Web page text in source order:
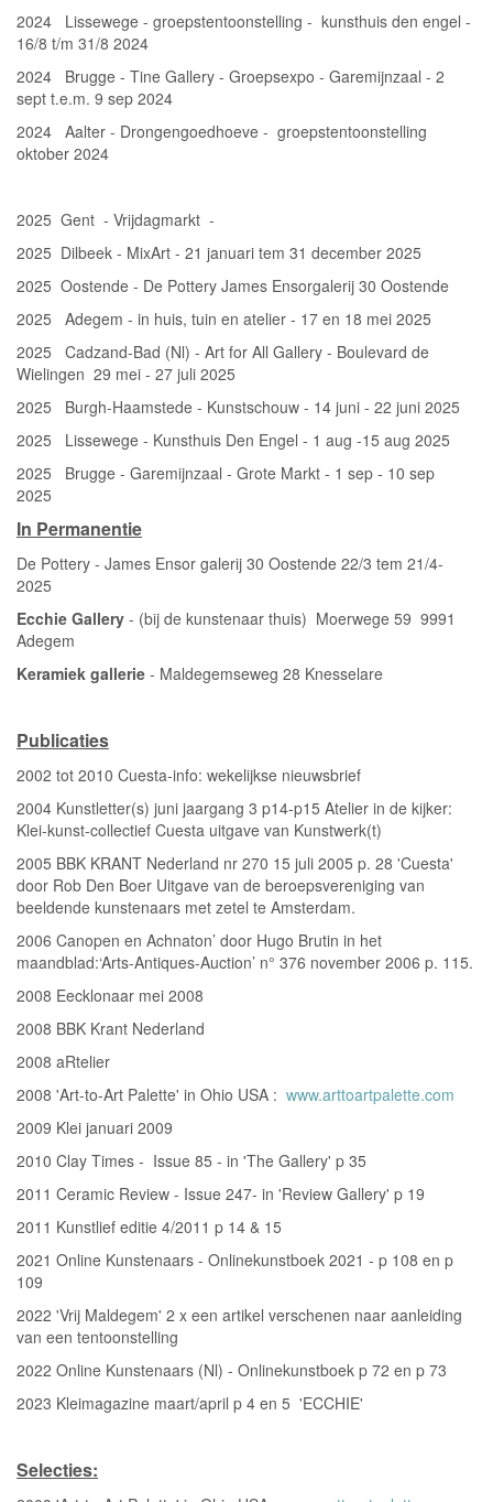
2024 Lissewege - groepstentoonstelling - kunsthuis den engel -
16/8 t/m 31/8 2024
2024 Brugge - Tine Gallery - Groepsexpo - Garemijnzaal - 2
sept t.e.m. 9 sep 2024
2024 Aalter - Drongengoedhoeve - groepstentoonstelling
oktober 2024
2025 Gent - Vrijdagmarkt -
2025 Dilbeek - MixArt - 21 januari tem 31 december 2025
2025 Oostende - De Pottery James Ensorgalerij 30 Oostende
2025 Adegem - in huis, tuin en atelier - 17 en 18 mei 2025
2025 Cadzand-Bad (Nl) - Art for All Gallery - Boulevard de
Wielingen 29 mei - 27 juli 2025
2025 Burgh-Haamstede - Kunstschouw - 14 juni - 22 juni 2025
2025 Lissewege - Kunsthuis Den Engel - 1 aug -15 aug 2025
2025 Brugge - Garemijnzaal - Grote Markt - 1 sep - 10 sep
2025
In Permanentie
De Pottery - James Ensor galerij 30 Oostende 22/3 tem 21/4-
2025
Ecchie Gallery - (bij de kunstenaar thuis) Moerwege 59 9991
Adegem
Keramiek gallerie - Maldegemseweg 28 Knesselare
Publicaties
2002 tot 2010 Cuesta-info: wekelijkse nieuwsbrief
2004 Kunstletter(s) juni jaargang 3 p14-p15 Atelier in de kijker:
Klei-kunst-collectief Cuesta uitgave van Kunstwerk(t)
2005 BBK KRANT Nederland nr 270 15 juli 2005 p. 28 'Cuesta'
door Rob Den Boer Uitgave van de beroepsvereniging van
beeldende kunstenaars met zetel te Amsterdam.
2006 Canopen en Achnaton’ door Hugo Brutin in het
maandblad:‘Arts-Antiques-Auction’ n° 376 november 2006 p. 115.
2008 Eecklonaar mei 2008
2008 BBK Krant Nederland
2008 aRtelier
2008 'Art-to-Art Palette' in Ohio USA : www.arttoartpalette.com
2009 Klei januari 2009
2010 Clay Times - Issue 85 - in 'The Gallery' p 35
2011 Ceramic Review - Issue 247- in 'Review Gallery' p 19
2011 Kunstlief editie 4/2011 p 14 & 15
2021 Online Kunstenaars - Onlinekunstboek 2021 - p 108 en p
109
2022 'Vrij Maldegem' 2 x een artikel verschenen naar aanleiding
van een tentoonstelling
2022 Online Kunstenaars (Nl) - Onlinekunstboek p 72 en p 73
2023 Kleimagazine maart/april p 4 en 5 'ECCHIE'
Selecties: